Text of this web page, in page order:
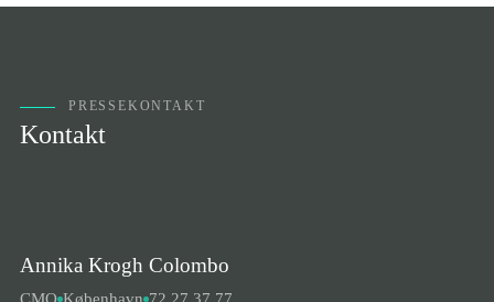
Billeder brugt på dette website fra www.colourbox.com er
rettighedsbeskyttet. De må ikke distribueres eller benyttes
Hold dig opdateret med vores seneste nyheder på LinkedIn,
eller skriv dig op til at modtage vores nyhedsbrev.
PRESSEKONTAKT
Kontakt
Annika Krogh Colombo